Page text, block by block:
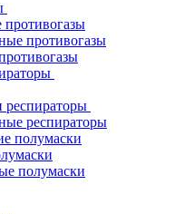
противогазы
противогазы
респираторы
полумаски
полумаски